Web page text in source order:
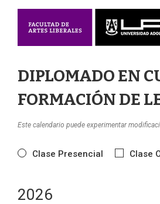
DIPLOMADO EN
FORMACIÓN DE
Este calendario puede experimentar
Clase Presencial Clase
2026